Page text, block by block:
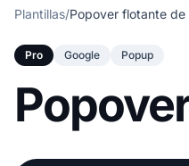
Plantillas/Popover flotante de
Pro Google Popup